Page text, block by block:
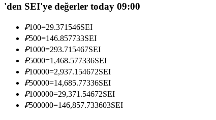
Kopya Tüccarı Olun
Kâr paylaşımı ve kopya ticaret komisyonlarının tadını çıkarın
'den SEI'ye değerler today 09:00
₽100=29.371546SEI
₽500=146.857733SEI
₽1000=293.715467SEI
₽5000=1,468.577336SEI
₽10000=2,937.154672SEI
₽50000=14,685.77336SEI
₽100000=29,371.54672SEI
₽500000=146,857.733603SEI